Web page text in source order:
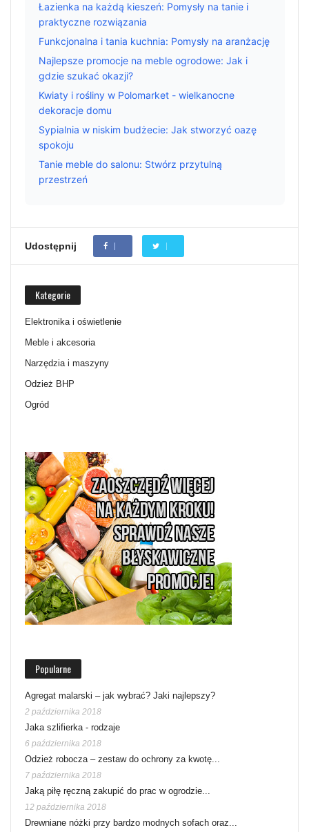
Łazienka na każdą kieszeń: Pomysły na tanie i
praktyczne rozwiązania
Funkcjonalna i tania kuchnia: Pomysły na aranżację
Najlepsze promocje na meble ogrodowe: Jak i
gdzie szukać okazji?
Kwiaty i rośliny w Polomarket - wielkanocne
dekoracje domu
Sypialnia w niskim budżecie: Jak stworzyć oazę
spokoju
Tanie meble do salonu: Stwórz przytulną
przestrzeń
Udostępnij
Kategorie
Elektronika i oświetlenie
Meble i akcesoria
Narzędzia i maszyny
Odzież BHP
Ogród
Popularne
Agregat malarski – jak wybrać? Jaki najlepszy?
2 października 2018
Jaka szlifierka - rodzaje
6 października 2018
Odzież robocza – zestaw do ochrony za kwotę...
7 października 2018
Jaką piłę ręczną zakupić do prac w ogrodzie...
12 października 2018
Drewniane nóżki przy bardzo modnych sofach oraz...